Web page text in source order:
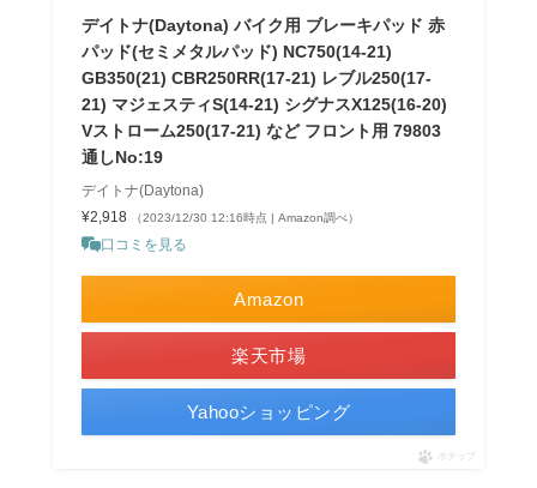
デイトナ(Daytona) バイク用 ブレーキパッド 赤
パッド(セミメタルパッド) NC750(14-21)
GB350(21) CBR250RR(17-21) レブル250(17-
21) マジェスティS(14-21) シグナスX125(16-20)
Vストローム250(17-21) など フロント用 79803
通しNo:19
デイトナ(Daytona)
¥2,918
（2023/12/30 12:16時点 | Amazon調べ）
口コミを見る
Amazon
楽天市場
Yahooショッピング
ポチップ